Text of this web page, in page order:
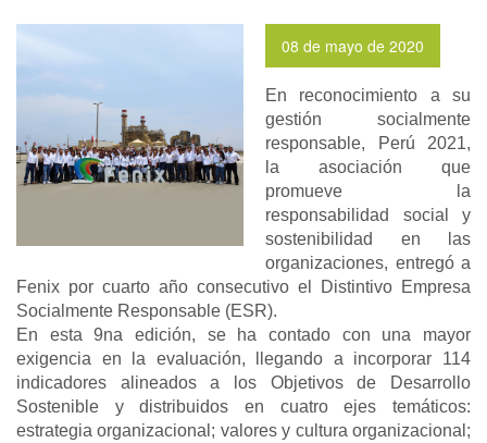
08 de mayo de 2020
En reconocimiento a su
gestión socialmente
responsable, Perú 2021,
la asociación que
promueve la
responsabilidad social y
sostenibilidad en las
organizaciones, entregó a
Fenix por cuarto año consecutivo el Distintivo Empresa
Socialmente Responsable (ESR).
En esta 9na edición, se ha contado con una mayor
exigencia en la evaluación, llegando a incorporar 114
indicadores alineados a los Objetivos de Desarrollo
Sostenible y distribuidos en cuatro ejes temáticos:
estrategia organizacional; valores y cultura organizacional;